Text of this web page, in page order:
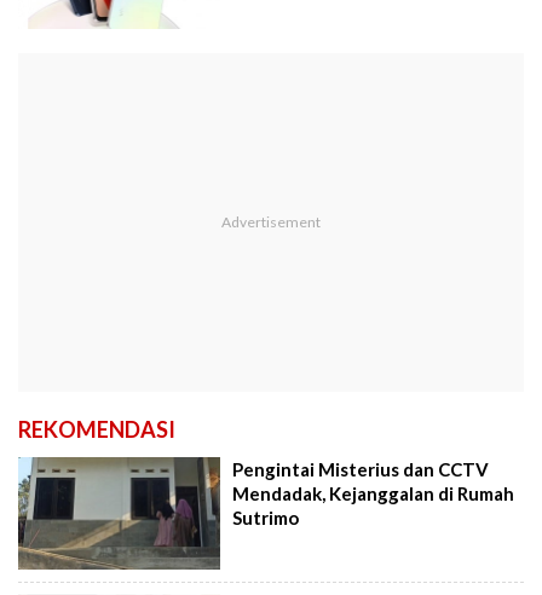
REKOMENDASI
Pengintai Misterius dan CCTV
Mendadak, Kejanggalan di Rumah
Sutrimo